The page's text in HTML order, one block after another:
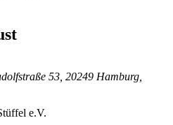
53, 20249 Hamburg,
e.V.